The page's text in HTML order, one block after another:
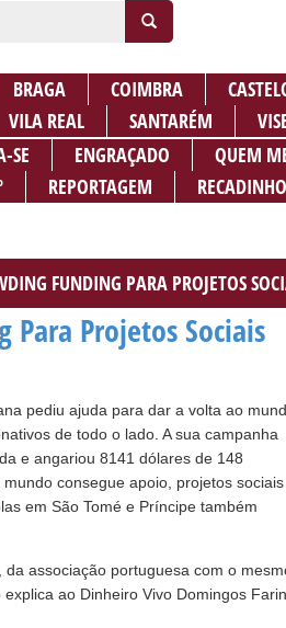
BRAGA COIMBRA
VILA REAL SANTARÉM
SE ENGRAÇADO
QUEM
REPORTAGEM
FUNDING PARA PROJETOS
Para Projetos Sociais
pediu ajuda para dar a volta ao
de todo o lado. A sua campanha
e angariou 8141 dólares de 148
consegue apoio, projetos sociais
em São Tomé e Príncipe também
associação portuguesa com o
ao Dinheiro Vivo Domingos